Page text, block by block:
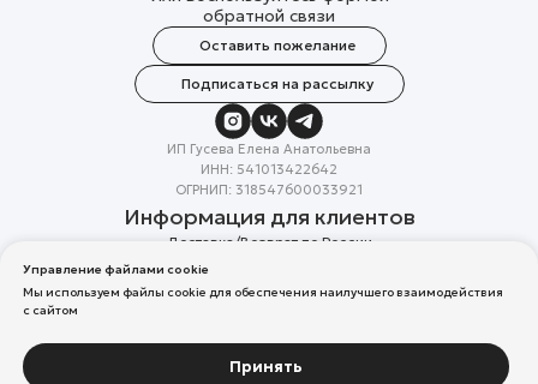
обратной связи
Оставить пожелание
Подписаться на рассылку
ИП Гусева Елена Анатольевна
ИНН: 541013422642
ОГРНИП: 318547600033921
Информация для клиентов
Доставка/Возврат по России
Скидка в день рождения
Вакансии
Управление файлами cookie
Мы используем файлы cookie для обеспечения наилучшего взаимодействия
с сайтом
Принять